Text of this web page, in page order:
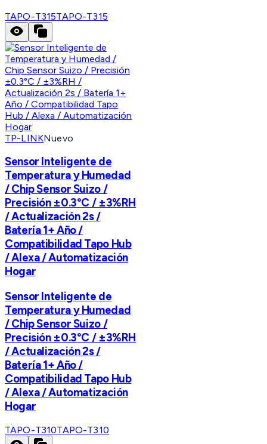
TAPO-T315TAPO-T315
TP-LINKNuevo
Sensor Inteligente de
Temperatura y Humedad
/ Chip Sensor Suizo /
Precisión ±0.3°C / ±3%RH
/ Actualización 2s /
Batería 1+ Año /
Compatibilidad Tapo Hub
/ Alexa / Automatización
Hogar
Sensor Inteligente de
Temperatura y Humedad
/ Chip Sensor Suizo /
Precisión ±0.3°C / ±3%RH
/ Actualización 2s /
Batería 1+ Año /
Compatibilidad Tapo Hub
/ Alexa / Automatización
Hogar
TAPO-T310TAPO-T310